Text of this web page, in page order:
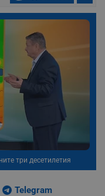
три десетилетия
Telegram